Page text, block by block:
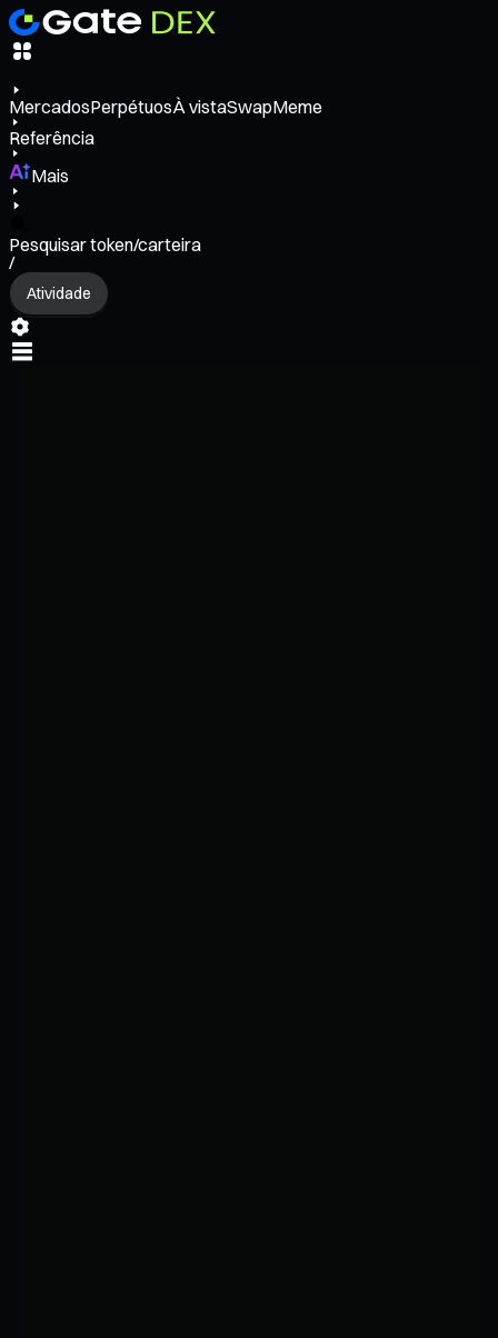
MercadosPerpétuosÀ vistaSwapMeme
Referência
Mais
Pesquisar token/carteira
/
Atividade